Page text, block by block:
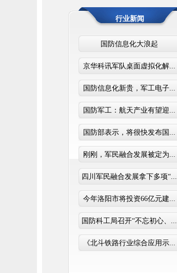
行业新闻
国防信息化大浪起
京华科讯军队桌面虚拟化解...
国防信息化新贵，军工电子...
国防军工：航天产业有望迎...
国防部表示，将很快发布国...
刚刚，军民融合发展被定为...
四川军民融合发展拿下多项“...
今年洛阳市将投资66亿元建...
国防科工局召开“不忘初心、...
《北斗铁路行业综合应用示...